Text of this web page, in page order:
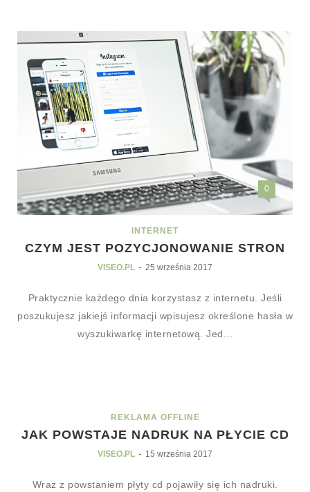
0
INTERNET
CZYM JEST POZYCJONOWANIE STRON
VISEO.PL - 25 września 2017
Praktycznie każdego dnia korzystasz z internetu. Jeśli
poszukujesz jakiejś informacji wpisujesz określone hasła w
wyszukiwarkę internetową. Jed...
REKLAMA OFFLINE
JAK POWSTAJE NADRUK NA PŁYCIE CD
VISEO.PL - 15 września 2017
Wraz z powstaniem płyty cd pojawiły się ich nadruki.